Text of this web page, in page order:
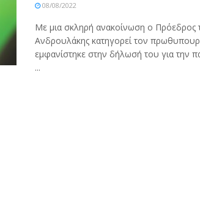
08/08/2022
Με μια σκληρή ανακοίνωση ο
Ανδρουλάκης κατηγορεί τον
εμφανίστηκε στην δήλωσή του για την
...